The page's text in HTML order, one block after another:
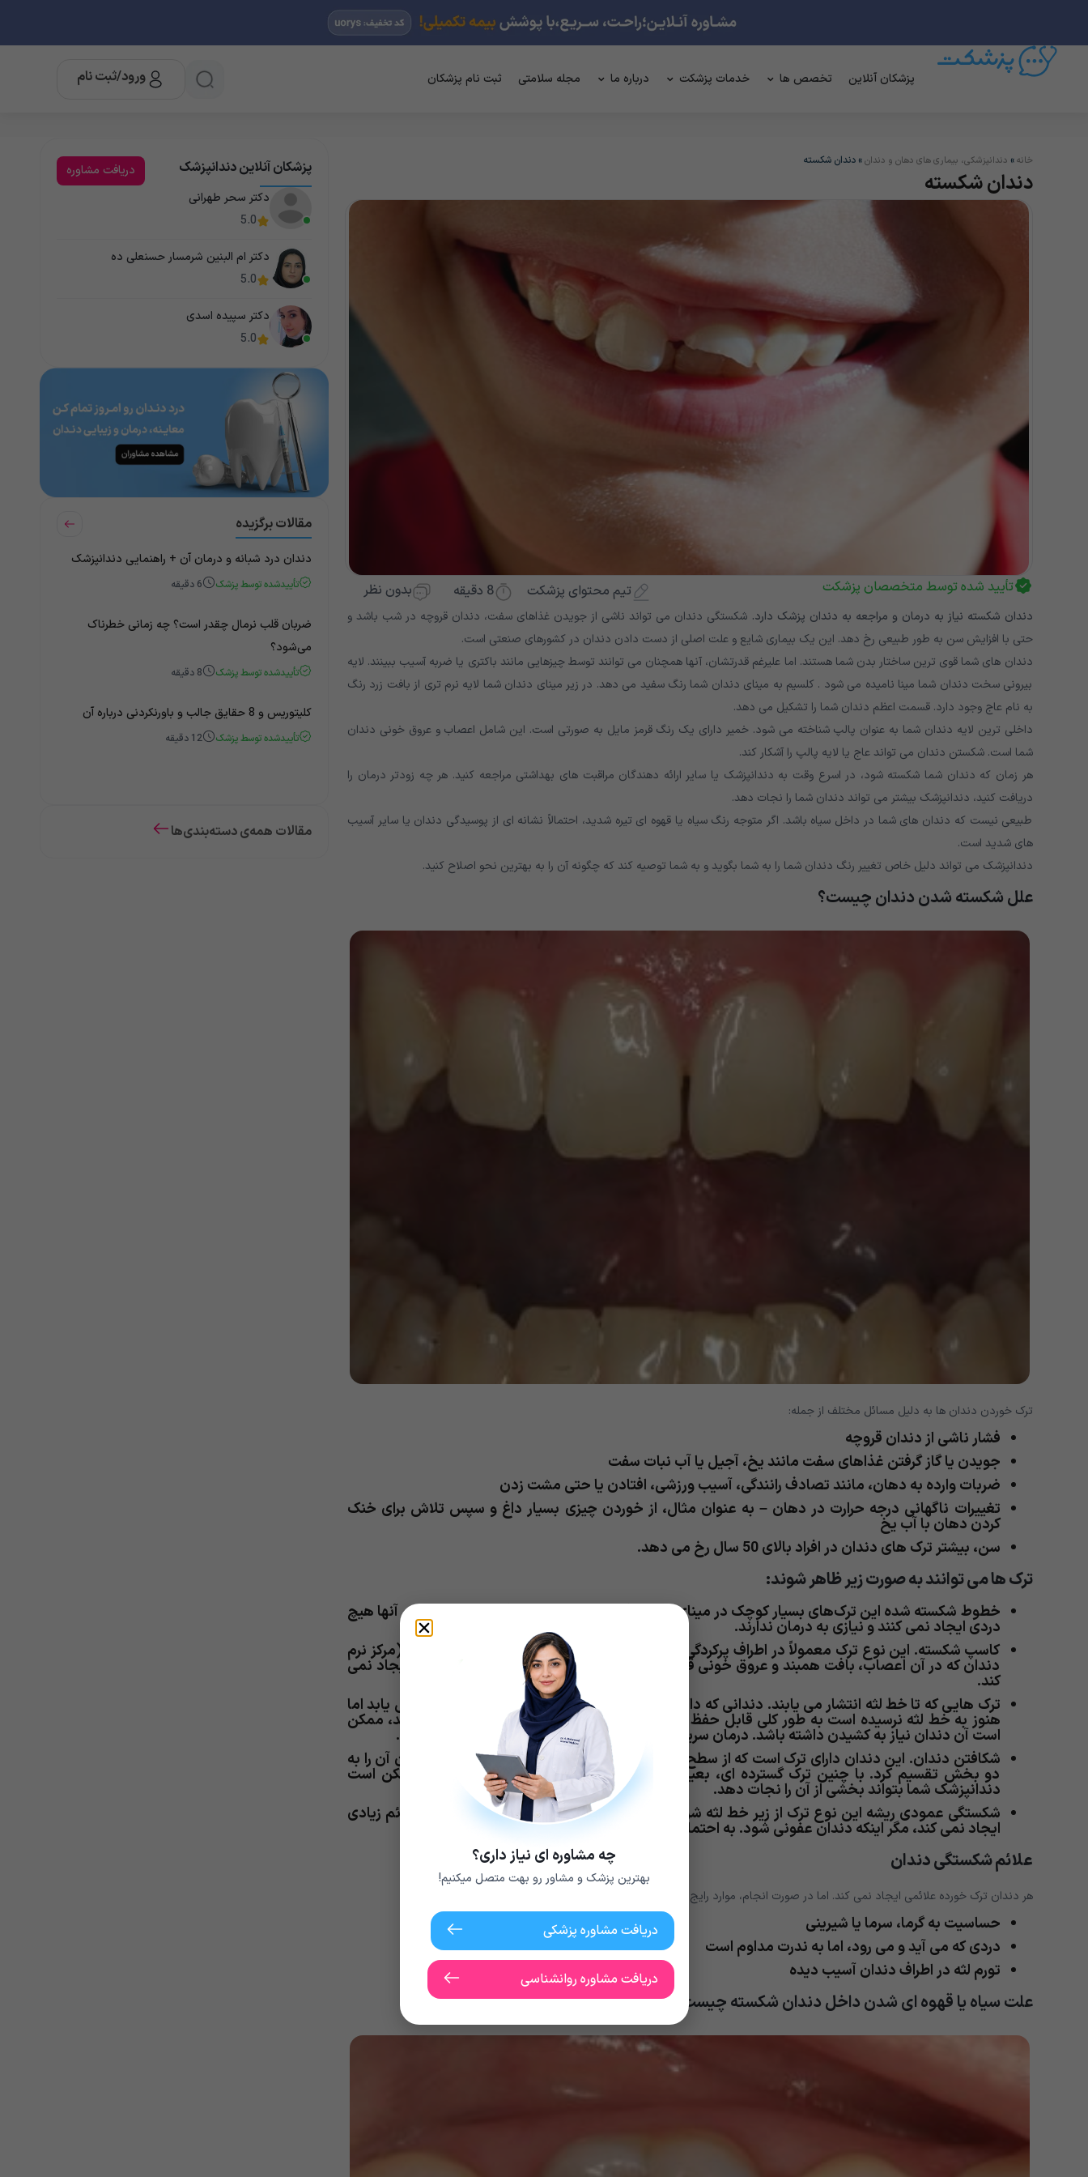
پزشکان آنلاین تخصص ها خدمات پزشکت درباره ما مجله سلامتی ثبت نام پزشکان ورود/ثبت نام
خانه» دندانپزشکی، بیماری های دهان و دندان»دندان شکسته
دندان شکسته
تأیید شده توسط متخصصان پزشکت تیم محتوای پزشکت 8 دقیقه بدون نظر
دندان شکسته نیاز به درمان و مراجعه به دندان پزشک دارد. شکستگی دندان می تواند ناشی از جویدن غذاهای سفت، دندان قروچه در شب باشد و
حتی با افزایش سن به طور طبیعی رخ دهد. این یک بیماری شایع و علت اصلی از دست دادن دندان در کشورهای صنعتی است.
دندان های شما قوی ترین ساختار بدن شما هستند. اما علیرغم قدرتشان، آنها همچنان می توانند توسط چیزهایی مانند باکتری یا ضربه آسیب ببینند. لایه
بیرونی سخت دندان شما مینا نامیده می شود . کلسیم به مینای دندان شما رنگ سفید می دهد. در زیر مینای دندان شما لایه نرم تری از بافت زرد رنگ
به نام عاج وجود دارد. قسمت اعظم دندان شما را تشکیل می دهد.
داخلی ترین لایه دندان شما به عنوان پالپ شناخته می شود. خمیر دارای یک رنگ قرمز مایل به صورتی است. این شامل اعصاب و عروق خونی دندان
شما است. شکستن دندان می تواند عاج یا لایه پالپ را آشکار کند.
هر زمان که دندان شما شکسته شود، در اسرع وقت به دندانپزشک یا سایر ارائه دهندگان مراقبت های بهداشتی مراجعه کنید. هر چه زودتر درمان را
دریافت کنید، دندانپزشک بیشتر می تواند دندان شما را نجات دهد.
طبیعی نیست که دندان های شما در داخل سیاه باشد. اگر متوجه رنگ سیاه یا قهوه ای تیره شدید، احتمالاً نشانه ای از پوسیدگی دندان یا سایر آسیب
های شدید است.
دندانپزشک می تواند دلیل خاص تغییر رنگ دندان شما را به شما بگوید و به شما توصیه کند که چگونه آن را به بهترین نحو اصلاح کنید.
علل شکسته شدن دندان چیست؟
ترک خوردن دندان ها به دلیل مسائل مختلف از جمله:
فشار ناشی از دندان قروچه
جویدن یا گاز گرفتن غذاهای سفت مانند یخ، آجیل یا آب نبات سفت
ضربات وارده به دهان، مانند تصادف رانندگی، آسیب ورزشی، افتادن یا حتی مشت زدن
تغییرات ناگهانی درجه حرارت در دهان – به عنوان مثال، از خوردن چیزی بسیار داغ و سپس تلاش برای خنک
کردن دهان با آب یخ
سن، بیشتر ترک های دندان در افراد بالای 50 سال رخ می دهد.
ترک ها می توانند به صورت زیر ظاهر شوند:
خطوط شکسته شده این ترک‌های بسیار کوچک در مینای دندان (پوشش قوی بیرونی) دندان‌ها هستند. آنها هیچ
دردی ایجاد نمی کنند و نیازی به درمان ندارند.
کاسپ شکسته. این نوع ترک معمولاً در اطراف پرکردگی دندان ایجاد می شود. معمولاً روی پالپ دندان (مرکز نرم
دندان که در آن اعصاب، بافت همبند و عروق خونی قرار دارند) تأثیر نمی گذارد و در نتیجه درد زیادی ایجاد نمی
کند.
ترک هایی که تا خط لثه انتشار می یابند. دندانی که دارای یک ترک عمودی است که از طریق آن امتداد می یابد اما
هنوز به خط لثه نرسیده است به طور کلی قابل حفظ است. با این حال، اگر ترک تا خط لثه گسترش یابد، ممکن
است آن دندان نیاز به کشیدن داشته باشد. درمان سریع بهترین شانس را برای حفظ دندان ارائه می دهد.
شکافتن دندان. این دندان دارای ترک است که از سطح آن تا زیر خط لثه حرکت می کند. در واقع می توان آن را به
دو بخش تقسیم کرد. با چنین ترک گسترده ای، بعید است که بتوان کل دندان را نجات داد، اما ممکن است
دندانپزشک شما بتواند بخشی از آن را نجات دهد.
شکستگی عمودی ریشه این نوع ترک از زیر خط لثه شروع شده و به سمت بالا حرکت می کند. اغلب علائم زیادی
ایجاد نمی کند، مگر اینکه دندان عفونی شود. به احتمال زیاد دندان باید کشیده شود.
علائم شکستگی دندان
هر دندان ترک خورده علائمی ایجاد نمی کند. اما در صورت انجام، موارد رایج عبارتند از:
حساسیت به گرما، سرما یا شیرینی
دردی که می آید و می رود، اما به ندرت مداوم است
تورم لثه در اطراف دندان آسیب دیده
علت سیاه یا قهوه ای شدن داخل دندان شکسته چیست؟
پزشکان آنلاین دندانپزشک
دریافت مشاوره
دکتر سحر طهرانی
5.0
دکتر ام البنین شرمسار حسنعلی ده
5.0
دکتر سپیده اسدی
5.0
مقالات برگزیده
دندان درد شبانه و درمان آن + راهنمایی دندانپزشک
تأییدشده توسط پزشک 6 دقیقه
ضربان قلب نرمال چقدر است؟ چه زمانی خطرناک
می‌شود؟
تأییدشده توسط پزشک 8 دقیقه
کلیتوریس و 8 حقایق جالب و باورنکردنی درباره آن
تأییدشده توسط پزشک 12 دقیقه
مقالات همه‌ی دسته‌بندی‌ها
چه مشاوره ای نیاز داری؟
بهترین پزشک و مشاور رو بهت متصل میکنیم!
دریافت مشاوره پزشکی
دریافت مشاوره روانشناسی